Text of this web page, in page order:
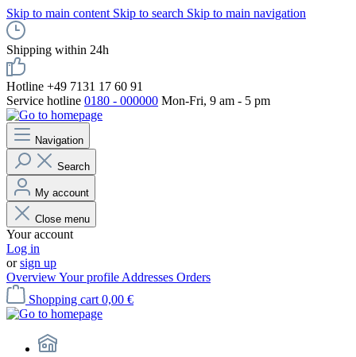
Skip to main content Skip to search Skip to main navigation
Shipping within 24h
Hotline +49 7131 17 60 91
Service hotline 0180 - 000000 Mon-Fri, 9 am - 5 pm
Navigation
Search
My account
Close menu
Your account
Log in
orsign up
OverviewYour profile Addresses Orders
Shopping cart 0,00 €